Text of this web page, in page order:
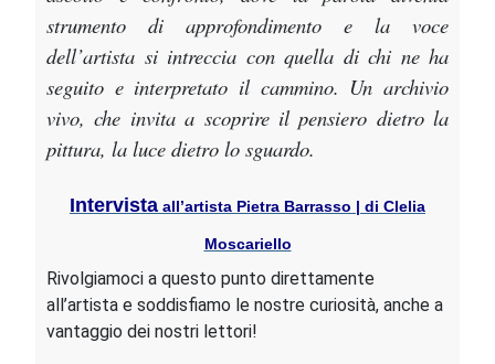
strumento di approfondimento e la voce
dell’artista si intreccia con quella di chi ne ha
seguito e interpretato il cammino. Un archivio
vivo, che invita a scoprire il pensiero dietro la
pittura, la luce dietro lo sguardo.
Intervista all’artista Pietra Barrasso | di Clelia
Moscariello
Rivolgiamoci a questo punto direttamente
all’artista e soddisfiamo le nostre curiosità, anche a
vantaggio dei nostri lettori!